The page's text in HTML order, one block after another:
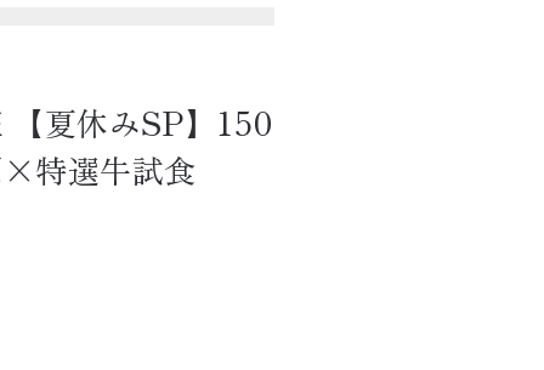
【夏休みSP】150
特選牛試食